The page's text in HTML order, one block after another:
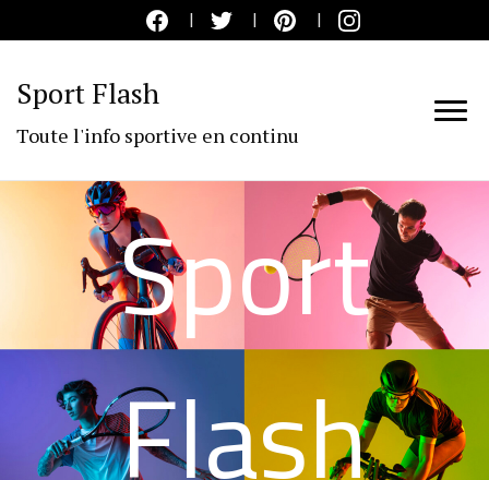
Sport Flash
Toute l'info sportive en continu
Sport
Flash